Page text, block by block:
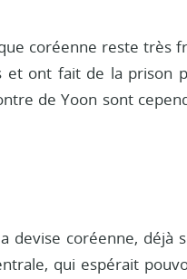
coréenne reste très
et ont fait de la prison
de Yoon sont
coréenne, déjà
qui espérait